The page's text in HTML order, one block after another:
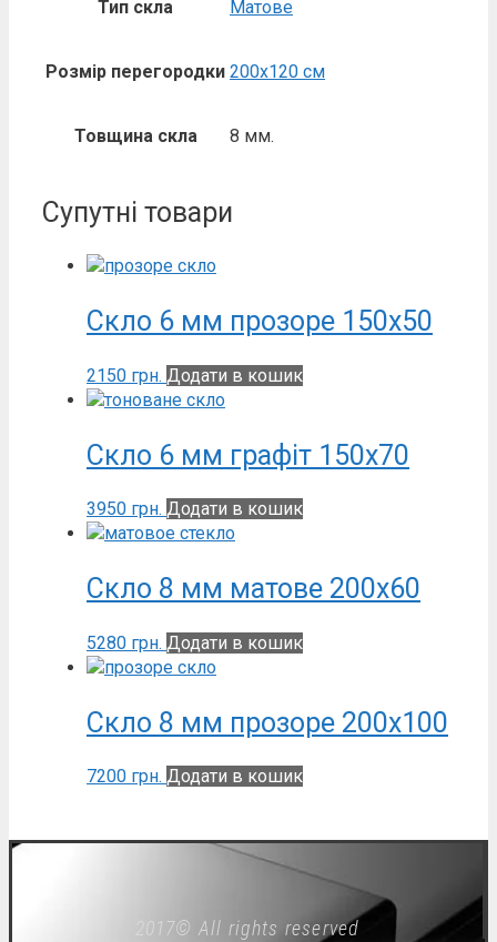
Тип скла Матове
Розмір перегородки 200х120 см
Товщина скла 8 мм.
Супутні товари
Скло 6 мм прозоре 150х50
2150 грн. Додати в кошик
Скло 6 мм графіт 150х70
3950 грн. Додати в кошик
Скло 8 мм матове 200х60
5280 грн. Додати в кошик
Скло 8 мм прозоре 200х100
7200 грн. Додати в кошик
2017© All rights reserved